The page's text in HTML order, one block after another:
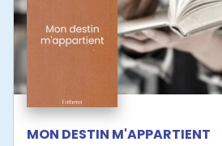
MON DESTIN M'APPARTIENT